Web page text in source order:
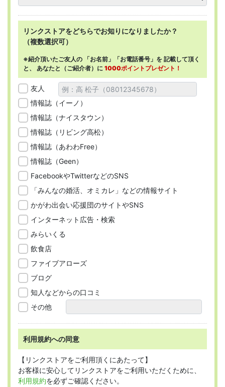
リンクストアをどちらでお知りになりましたか？
（複数選択可）
※紹介頂いたご友人の 「お名前」「お電話番号」を 記載して頂く
と、 あなたと（ご紹介者）に 1000ポイントプレゼント！
友人
情報誌（イーノ）
情報誌（ナイスタウン）
情報誌（リビング高松）
情報誌（あわわFree）
情報誌（Geen）
FacebookやTwitterなどのSNS
「みんなの婚活、オミカレ」などの情報サイト
かがわ出会い応援団のサイトやSNS
インターネット広告・検索
みらいくる
飲食店
ファイブアローズ
ブログ
知人などからの口コミ
その他
利用規約への同意
【リンクストアをご利用頂くにあたって】
お客様に安心してリンクストアをご利用いただくために、
利用規約を必ずご確認ください。